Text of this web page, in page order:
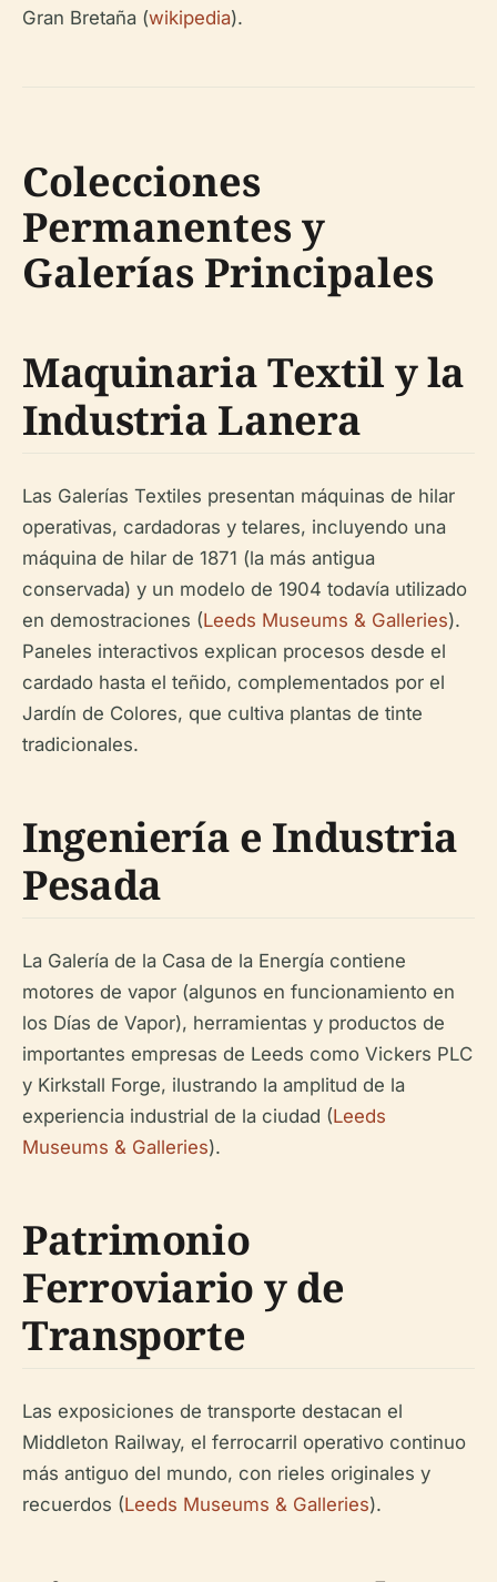
Gran Bretaña (wikipedia).
Colecciones
Permanentes y
Galerías Principales
Maquinaria Textil y la
Industria Lanera
Las Galerías Textiles presentan máquinas de hilar
operativas, cardadoras y telares, incluyendo una
máquina de hilar de 1871 (la más antigua
conservada) y un modelo de 1904 todavía utilizado
en demostraciones (Leeds Museums & Galleries).
Paneles interactivos explican procesos desde el
cardado hasta el teñido, complementados por el
Jardín de Colores, que cultiva plantas de tinte
tradicionales.
Ingeniería e Industria
Pesada
La Galería de la Casa de la Energía contiene
motores de vapor (algunos en funcionamiento en
los Días de Vapor), herramientas y productos de
importantes empresas de Leeds como Vickers PLC
y Kirkstall Forge, ilustrando la amplitud de la
experiencia industrial de la ciudad (Leeds
Museums & Galleries).
Patrimonio
Ferroviario y de
Transporte
Las exposiciones de transporte destacan el
Middleton Railway, el ferrocarril operativo continuo
más antiguo del mundo, con rieles originales y
recuerdos (Leeds Museums & Galleries).